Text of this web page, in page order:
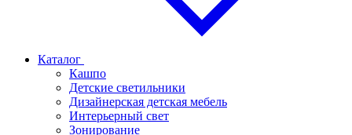
Каталог
Кашпо
Детские светильники
Дизайнерская детская мебель
Интерьерный свет
Зонирование